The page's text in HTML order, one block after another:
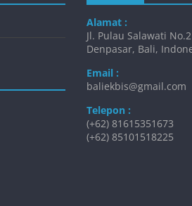
Alamat :
Jl. Pulau Salawati No.2
Denpasar, Bali,
Email :
baliekbis@gmail.com
Telepon :
(+62) 81615351673
(+62) 85101518225